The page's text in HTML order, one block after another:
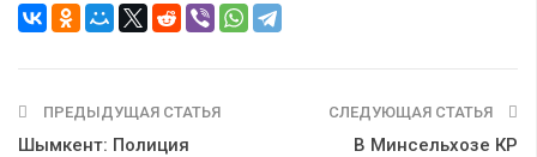
ПРЕДЫДУЩАЯ СТАТЬЯ
Шымкент: Полиция
СЛЕДУЮЩАЯ СТАТЬЯ
В Минсельхозе КР